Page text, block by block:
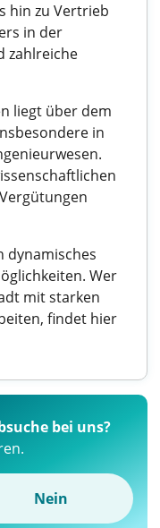
hin zu Vertrieb
in der
zahlreiche
liegt über dem
in
dynamisches
Wer
mit starken
findet hier
bei uns?
Nein